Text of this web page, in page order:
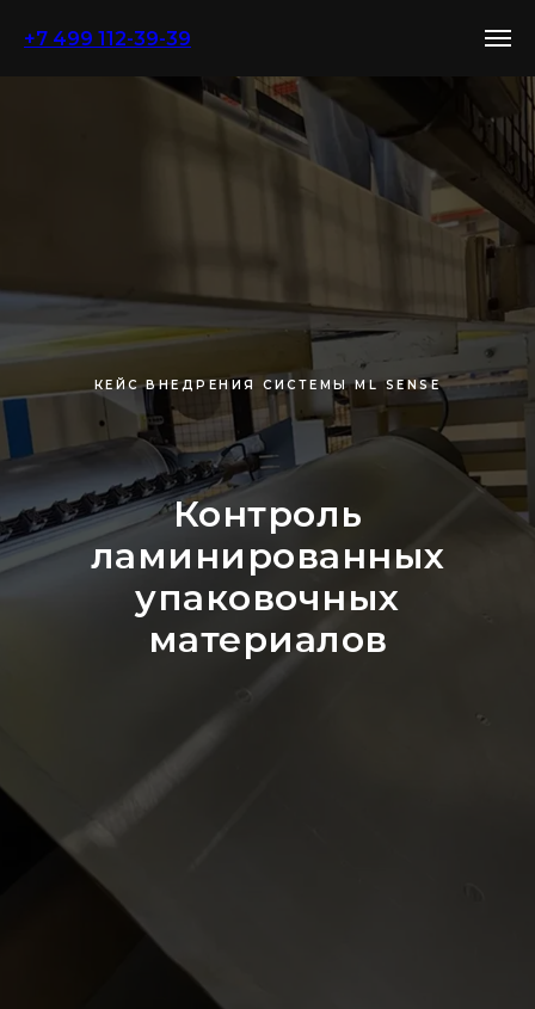
+7 499 112-39-39
КЕЙС ВНЕДРЕНИЯ СИСТЕМЫ ML SENSE
Контроль
ламинированных
упаковочных
материалов